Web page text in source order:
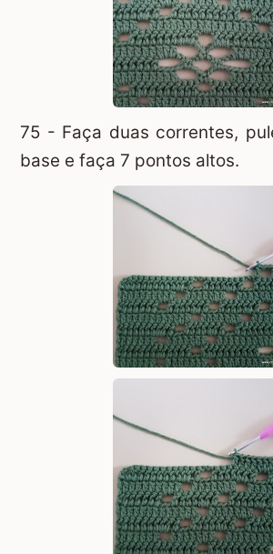
75 - Faça duas correntes,
base e faça 7 pontos altos.